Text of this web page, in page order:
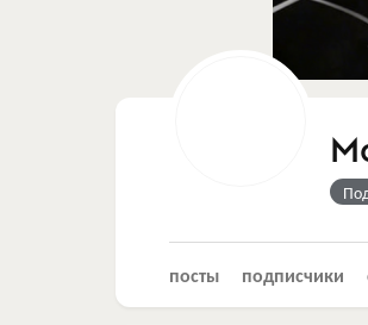
посты подписчики